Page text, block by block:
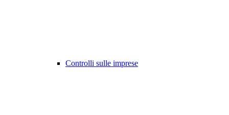
Controlli sulle imprese